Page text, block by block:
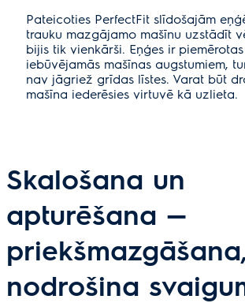
Pateicoties PerfectFit slīdošajām
trauku mazgājamo mašīnu uzstādīt
bijis tik vienkārši. Eņģes ir
iebūvējamās mašīnas augstumiem,
nav jāgriež grīdas līstes. Varat būt
mašīna iederēsies virtuvē kā uzlieta.
Skalošana un
apturēšana —
nodrošina